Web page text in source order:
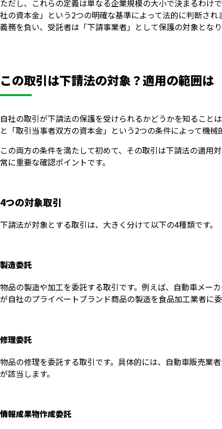
ただし、これらの定義は単なる企業規模の大小で決まるわけ
社の資本金」という2つの明確な基準によって法的に判断さ
義務を負い、受託者は「下請事業者」として保護の対象とな
この取引は下請法の対象？適用の範囲は
自社の取引が下請法の保護を受けられるかどうかを知ること
と「取引当事者双方の資本金」という2つの条件によって機械
この両方の条件を満たして初めて、その取引は下請法の適用
常に重要な確認ポイントです。
4つの対象取引
下請法が対象とする取引は、大きく分けて以下の4種類です。
製造委託
物品の製造や加工を委託する取引です。例えば、自動車メー
が自社のプライベートブランド商品の製造を食品加工業者に
修理委託
物品の修理を委託する取引です。具体的には、自動車販売業
が該当します。
情報成果物作成委託